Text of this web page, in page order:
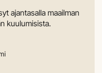
ajantasalla maailman
kuulumisista.